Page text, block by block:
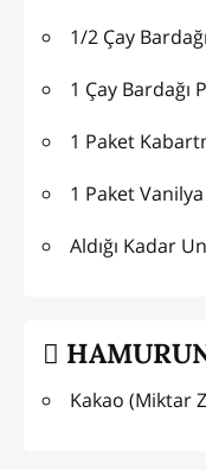
1/2 Çay
1 Çay Bardağı
1 Paket
1 Paket Vanilya
Aldığı Kadar
Kakao (Miktar